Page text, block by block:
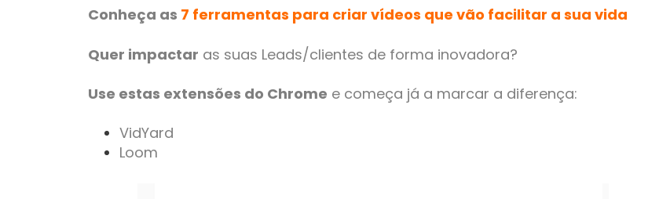
Conheça as 7 ferramentas para criar vídeos que vão facilitar a sua vida
Quer impactar as suas Leads/clientes de forma inovadora?
Use estas extensões do Chrome e começa já a marcar a diferença:
VidYard
Loom